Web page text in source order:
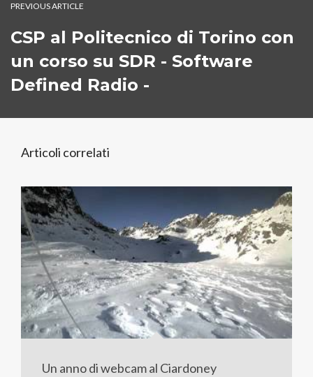
PREVIOUS ARTICLE
CSP al Politecnico di Torino con
un corso su SDR - Software
Defined Radio -
Articoli correlati
Un anno di webcam al Ciardoney